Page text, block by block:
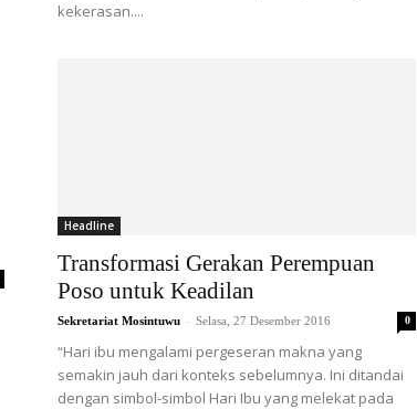
kekerasan....
Headline
Transformasi Gerakan Perempuan
Poso untuk Keadilan
Sekretariat Mosintuwu - Selasa, 27 Desember 2016 0
“Hari ibu mengalami pergeseran makna yang
semakin jauh dari konteks sebelumnya. Ini ditandai
dengan simbol-simbol Hari Ibu yang melekat pada